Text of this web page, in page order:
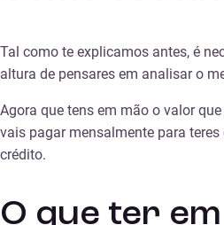
Tal como te explicamos antes, é
altura de pensares em analisar o
Agora que tens em mão o valor
vais pagar mensalmente para
crédito.
O que ter